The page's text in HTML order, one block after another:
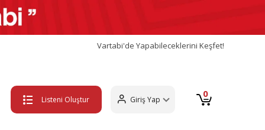
Vartabi'de Yapabileceklerini Keşfet!
Listeni Oluştur Giriş Yap 0